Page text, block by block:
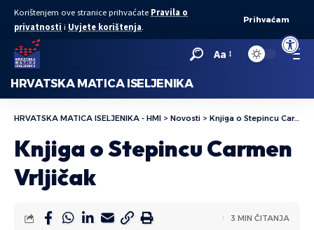
Open
Korištenjem ove stranice prihvaćate Pravila o
privatnosti i Uvjete korištenja.
Prihvaćam
Aa
HRVATSKA MATICA ISELJENIKA
HRVATSKA MATICA ISELJENIKA - HMI > Novosti > Knjiga o Stepincu Carmen Vrljičak
Knjiga o Stepincu Carmen
Vrljičak
3 MIN ČITANJA